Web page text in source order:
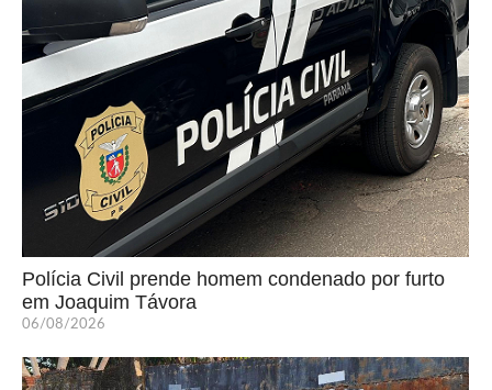
Polícia Civil prende homem condenado por furto
em Joaquim Távora
06/08/2026